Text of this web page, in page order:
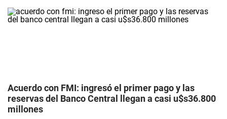
Acuerdo con FMI: ingresó el primer pago y las
reservas del Banco Central llegan a casi u$s36.800
millones